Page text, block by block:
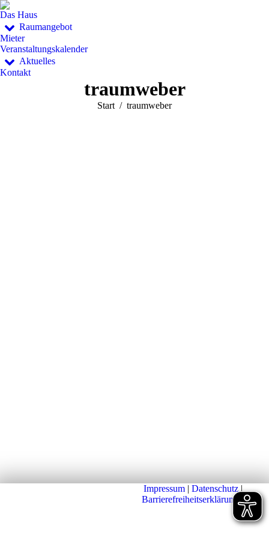
Das Haus
Raumangebot
Mieter
Veranstaltungskalender
Aktuelles
Kontakt
traumweber
Sie befinden sich hier:
Start traumweber
Impressum | Datenschutz|
Barrierefreiheitserklärung |